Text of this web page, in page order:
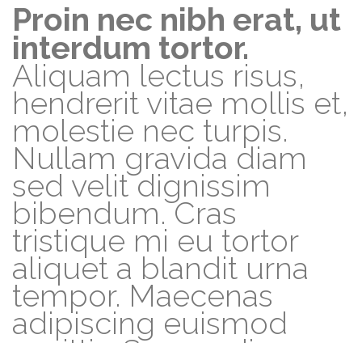
Proin nec nibh erat, ut
interdum tortor.
Aliquam lectus risus,
hendrerit vitae mollis et,
molestie nec turpis.
Nullam gravida diam
sed velit dignissim
bibendum. Cras
tristique mi eu tortor
aliquet a blandit urna
tempor. Maecenas
adipiscing euismod